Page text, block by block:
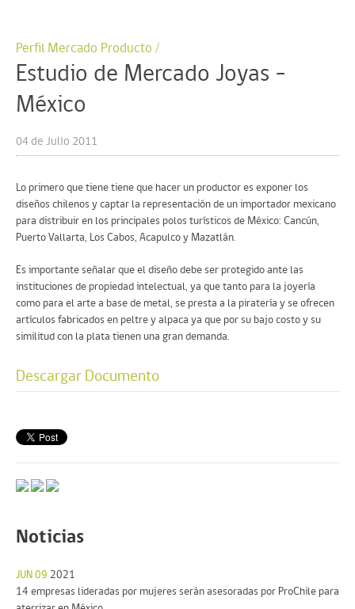
Perfil Mercado Producto /
Estudio de Mercado Joyas –
México
04 de Julio 2011
Lo primero que tiene tiene que hacer un productor es exponer los
diseños chilenos y captar la representación de un importador mexicano
para distribuir en los principales polos turísticos de México: Cancún,
Puerto Vallarta, Los Cabos, Acapulco y Mazatlán.
Es importante señalar que el diseño debe ser protegido ante las
instituciones de propiedad intelectual, ya que tanto para la joyería
como para el arte a base de metal, se presta a la piratería y se ofrecen
artículos fabricados en peltre y alpaca ya que por su bajo costo y su
similitud con la plata tienen una gran demanda.
Descargar Documento
Noticias
JUN 09 2021
14 empresas lideradas por mujeres serán asesoradas por ProChile para